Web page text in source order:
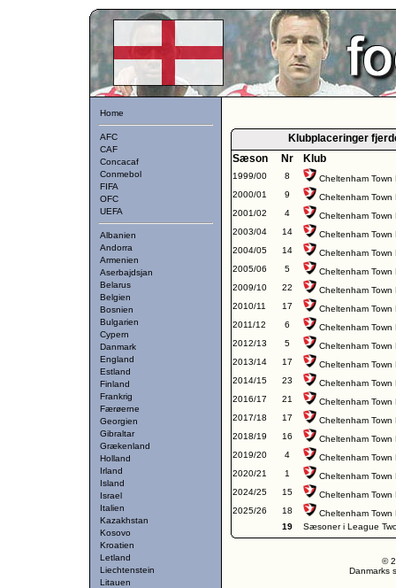
Home
AFC
CAF
Concacaf
Conmebol
FIFA
OFC
UEFA
Albanien
Andorra
Armenien
Aserbajdsjan
Belarus
Belgien
Bosnien
Bulgarien
Cypern
Danmark
England
Estland
Finland
Frankrig
Færøerne
Georgien
Gibraltar
Grækenland
Holland
Irland
Island
Israel
Italien
Kazakhstan
Kosovo
Kroatien
Letland
Liechtenstein
Litauen
Klubplaceringer
Sæson
Nr Klub
1999/00 8
Cheltenham Town
2000/01
9
Cheltenham Town
2001/02
4
Cheltenham Town
2003/04
14
Cheltenham Town
2004/05
14
Cheltenham Town
2005/06
5
Cheltenham Town
2009/10
22
Cheltenham Town
2010/11
17
Cheltenham Town
2011/12
6
Cheltenham Town
2012/13
5
Cheltenham Town
2013/14
17
Cheltenham Town
2014/15
23
Cheltenham Town
2016/17
21
Cheltenham Town
2017/18
17
Cheltenham Town
2018/19
16
Cheltenham Town
2019/20
4
Cheltenham Town
2020/21
1
Cheltenham Town
2024/25
15
Cheltenham Town
2025/26
18
Cheltenham Town
19
Sæsoner i League
©
Danmarks